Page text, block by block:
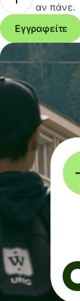
αν πάνε.
Εγγραφείτε